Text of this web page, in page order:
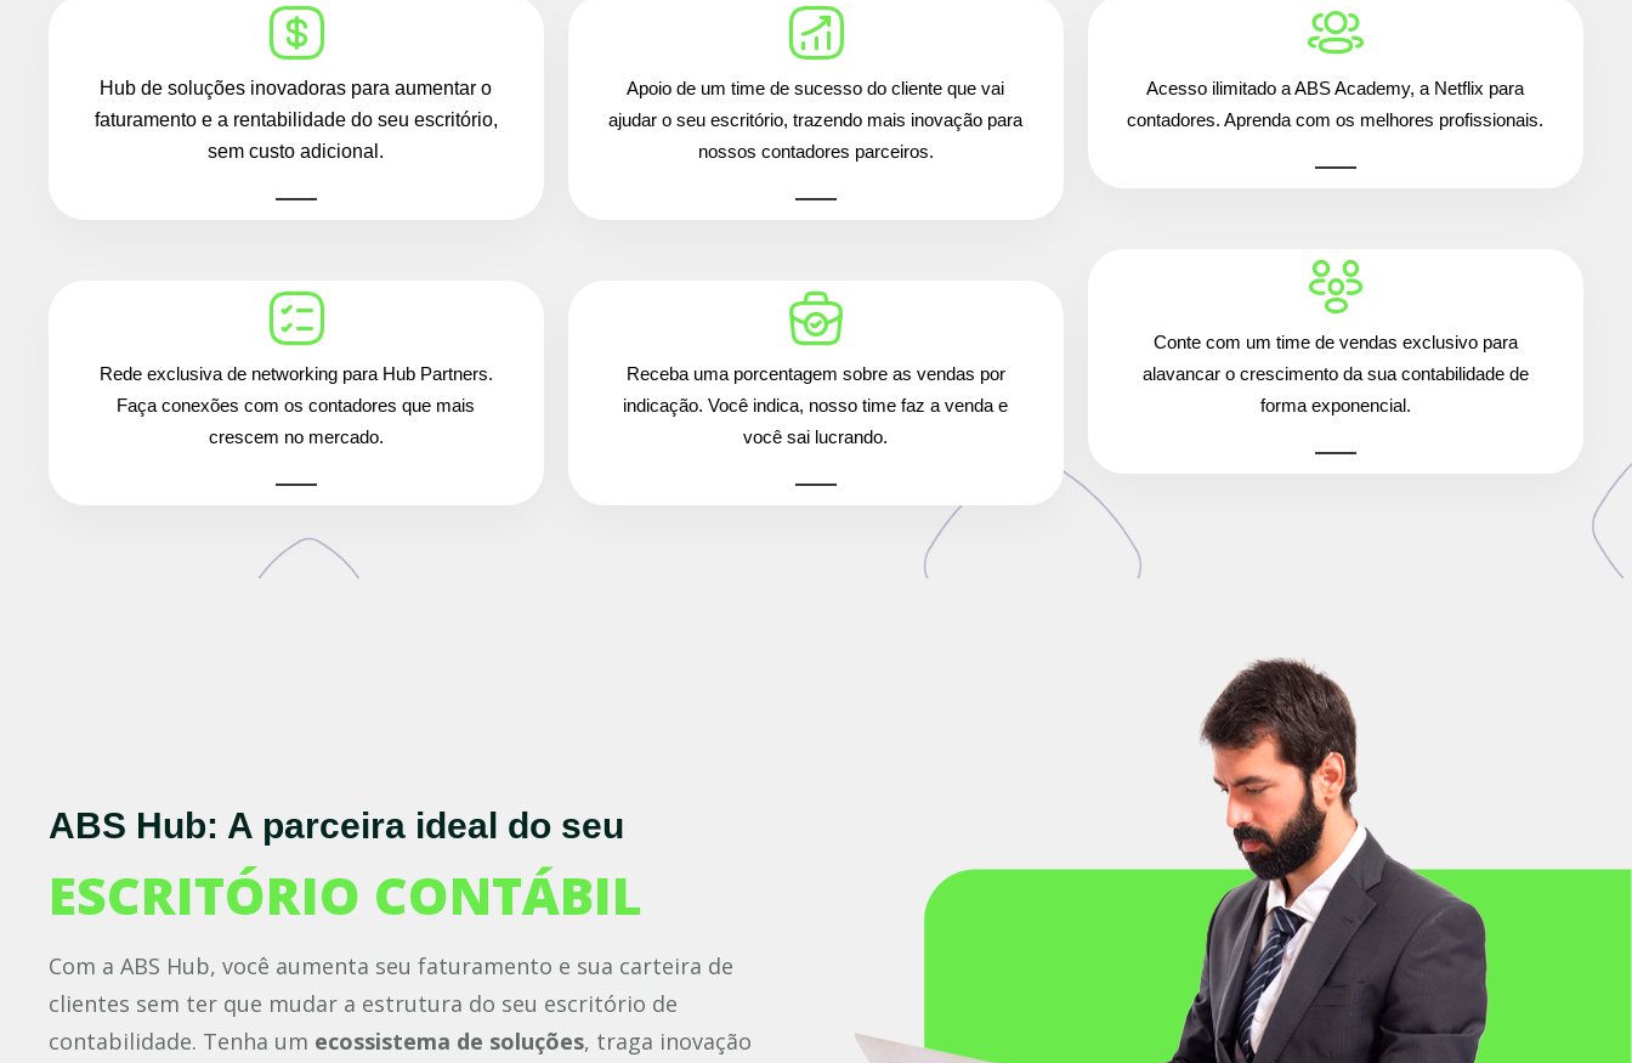
Hub de soluções inovadoras para aumentar o
faturamento e a rentabilidade do seu escritório,
sem custo adicional.
Rede exclusiva de networking para Hub Partners.
Faça conexões com os contadores que mais
crescem no mercado.
Apoio de um time de sucesso do cliente que vai
ajudar o seu escritório, trazendo mais inovação para
nossos contadores parceiros.
Receba uma porcentagem sobre as vendas por
indicação. Você indica, nosso time faz a venda e
você sai lucrando.
Acesso ilimitado a ABS Academy, a Netflix para
contadores. Aprenda com os melhores profissionais.
Conte com um time de vendas exclusivo para
alavancar o crescimento da sua contabilidade de
forma exponencial.
ABS Hub: A parceira ideal do seu
ESCRITÓRIO CONTÁBIL
Com a ABS Hub, você aumenta seu faturamento e sua carteira de
clientes sem ter que mudar a estrutura do seu escritório de
contabilidade. Tenha um ecossistema de soluções, traga inovação